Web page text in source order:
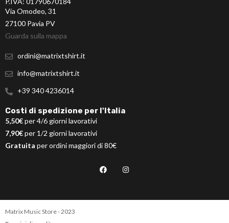
Via Omodeo, 31
27100 Pavia PV
Guarda sulla mappa
ordini@matrixtshirt.it
info@matrixtshirt.it
+39 340 4236014
Costi di spedizione per l'Italia
5,50€per 4/6 giorni lavorativi
7,90€per 1/2 giorni lavorativi
Gratuita per ordini maggiori di 80€
Matrix Music Store - 2023